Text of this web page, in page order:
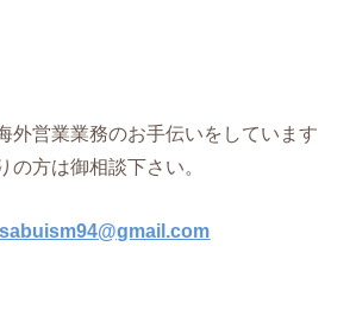
外営業業務のお手伝いをしています
の方は御相談下さい。
sabuism94@gmail.com